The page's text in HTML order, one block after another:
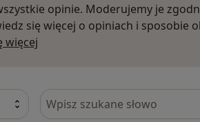
opinie. Moderujemy je
się więcej o opiniach i sposobie
więcej
Szukaj w opiniach